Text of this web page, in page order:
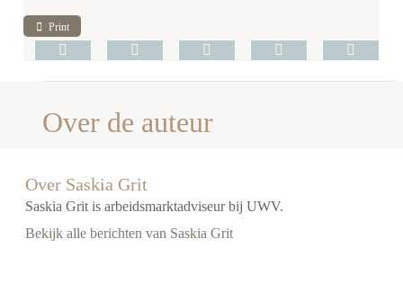
Print
Over de auteur
Over Saskia Grit
Saskia Grit is arbeidsmarktadviseur bij UWV.
Bekijk alle berichten van Saskia Grit